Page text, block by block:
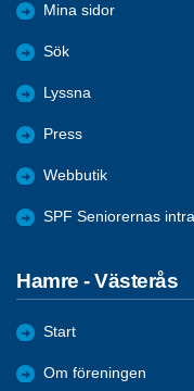
Mina sidor
Sök
Lyssna
Press
Webbutik
SPF Seniorernas
Hamre - Västerås
Start
Om föreningen